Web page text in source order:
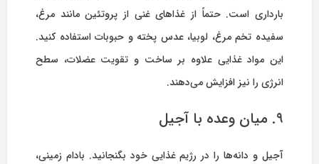
بارداری است. حتماً از غذاهای غنی از پروتئین مانند مرغ،
سفیده تخم مرغ، لوبیا، عدس پخته و حبوبات استفاده کنید.
این مواد غذایی علاوه بر ساخت و تقویت عضلات، سطح
انرژی را نیز افزایش می‌دهند.
۹. میان وعده با آجیل
آجیل و دانه‌ها را در رژیم غذایی خود بگنجانید. بادام زمینی،